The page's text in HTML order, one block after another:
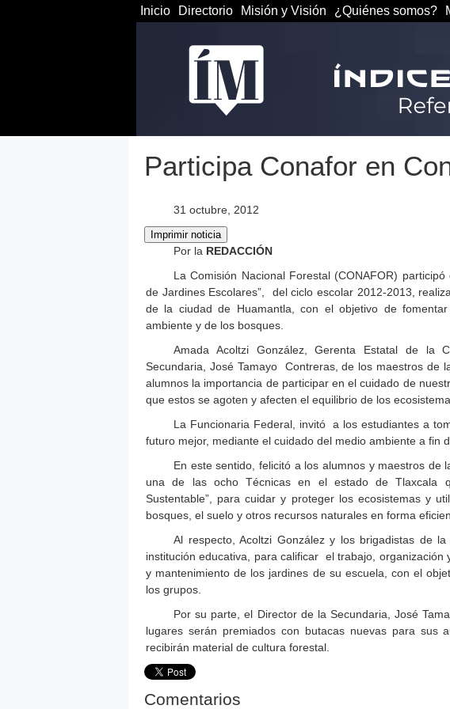
Inicio Directorio Misión y Visión ¿Quiénes somos?
Participa Conafor en
31 octubre, 2012
Por la REDACCIÓN
La Comisión Nacional Forestal (CONAFOR)
de Jardines Escolares”, del ciclo escolar 2012-2013,
de la ciudad de Huamantla, con el objetivo de
ambiente y de los bosques.
Amada Acoltzi González, Gerenta Estatal de la
Secundaria, José Tamayo Contreras, de los maestros de
alumnos la importancia de participar en el cuidado de
que estos se agoten y afecten el equilibrio de los
La Funcionaria Federal, invitó a los estudiantes a
futuro mejor, mediante el cuidado del medio ambiente a fin
En este sentido, felicitó a los alumnos y maestros de
una de las ocho Técnicas en el estado de Tlaxcala
Sustentable”, para cuidar y proteger los ecosistemas y
bosques, el suelo y otros recursos naturales en forma
Al respecto, Acoltzi González y los brigadistas de
institución educativa, para calificar el trabajo,
y mantenimiento de los jardines de su escuela, con el
los grupos.
Por su parte, el Director de la Secundaria, José
lugares serán premiados con butacas nuevas para sus
recibirán material de cultura forestal.
Comentarios